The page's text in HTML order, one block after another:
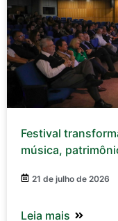
Festival
música,
21 de julho de 2026
Leia mais